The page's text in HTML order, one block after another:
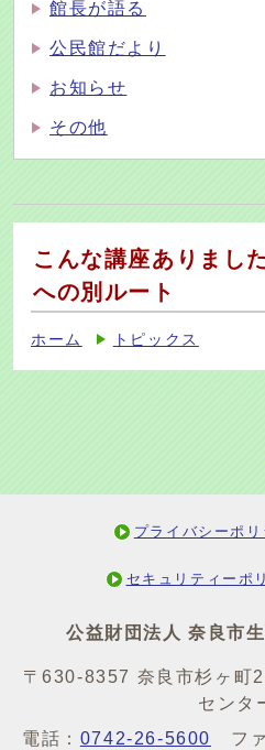
館長が語る
公民館だより
お知らせ
その他
こんな講座ありまし
への別ルート
ホーム トピックス
プライバシーポ
セキュリティーポ
公益財団法人 奈良市
〒630-8357 奈良市杉ヶ町
センタ
電話： 0742-26-5600 フ